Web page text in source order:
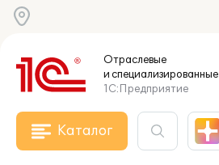
Отраслевые
и специализированные
1С:Предприятие
Каталог